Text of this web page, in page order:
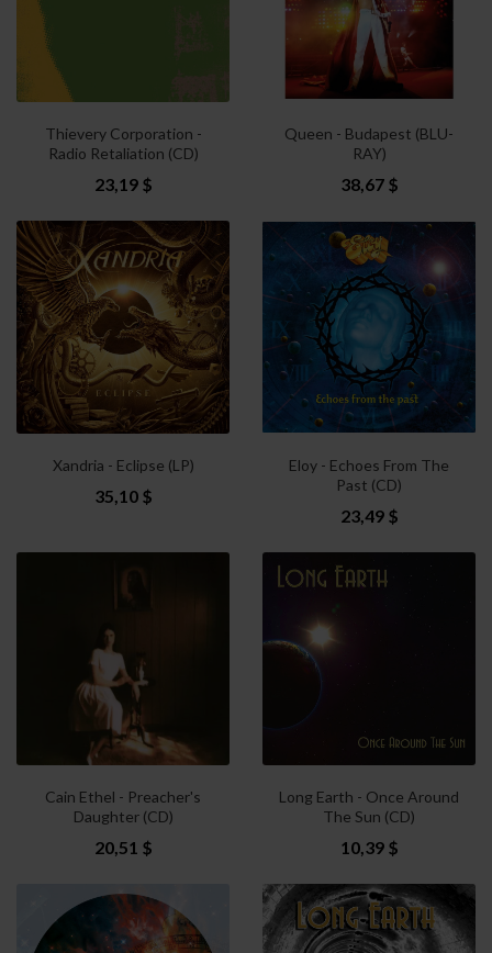
Thievery Corporation -
Radio Retaliation (CD)
23,19 $
Queen - Budapest (BLU-
RAY)
38,67 $
Xandria - Eclipse (LP)
35,10 $
Eloy - Echoes From The
Past (CD)
23,49 $
Cain Ethel - Preacher's
Daughter (CD)
20,51 $
Long Earth - Once Around
The Sun (CD)
10,39 $